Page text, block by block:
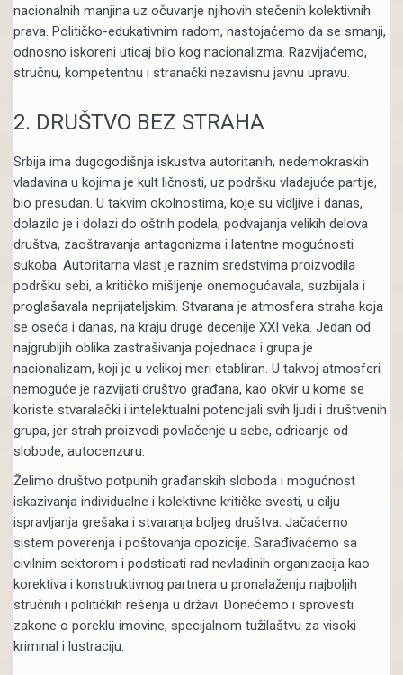
nacionalnih manjina uz očuvanje njihovih stečenih kolektivnih
prava. Političko-edukativnim radom, nastojaćemo da se smanji,
odnosno iskoreni uticaj bilo kog nacionalizma. Razvijaćemo,
stručnu, kompetentnu i stranački nezavisnu javnu upravu.
2. DRUŠTVO BEZ STRAHA
Srbija ima dugogodišnja iskustva autoritanih, nedemokraskih
vladavina u kojima je kult ličnosti, uz podršku vladajuće partije,
bio presudan. U takvim okolnostima, koje su vidljive i danas,
dolazilo je i dolazi do oštrih podela, podvajanja velikih delova
društva, zaoštravanja antagonizma i latentne mogućnosti
sukoba. Autoritarna vlast je raznim sredstvima proizvodila
podršku sebi, a kritičko mišljenje onemogućavala, suzbijala i
proglašavala neprijateljskim. Stvarana je atmosfera straha koja
se oseća i danas, na kraju druge decenije XXI veka. Jedan od
najgrubljih oblika zastrašivanja pojednaca i grupa je
nacionalizam, koji je u velikoj meri etabliran. U takvoj atmosferi
nemoguće je razvijati društvo građana, kao okvir u kome se
koriste stvaralački i intelektualni potencijali svih ljudi i društvenih
grupa, jer strah proizvodi povlačenje u sebe, odricanje od
slobode, autocenzuru.
Želimo društvo potpunih građanskih sloboda i mogućnost
iskazivanja individualne i kolektivne kritičke svesti, u cilju
ispravljanja grešaka i stvaranja boljeg društva. Jačaćemo
sistem poverenja i poštovanja opozicije. Sarađivaćemo sa
civilnim sektorom i podsticati rad nevladinih organizacija kao
korektiva i konstruktivnog partnera u pronalaženju najboljih
stručnih i političkih rešenja u državi. Donećemo i sprovesti
zakone o poreklu imovine, specijalnom tužilaštvu za visoki
kriminal i lustraciju.